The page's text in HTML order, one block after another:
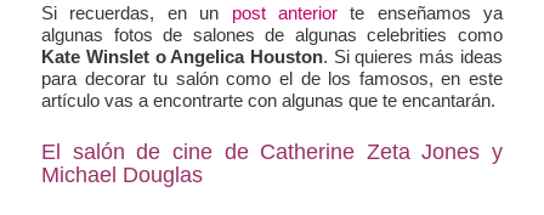
Si recuerdas, en un post anteriorte enseñamos ya
algunas fotos de salones de algunas celebrities como
Kate Winslet o Angelica Houston. Si quieres más ideas
para decorar tu salón como el de los famosos, en este
artículo vas a encontrarte con algunas que te encantarán.
El salón de cine de Catherine Zeta Jones y
Michael Douglas